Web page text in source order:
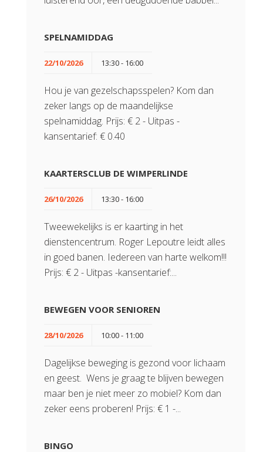
SPELNAMIDDAG
22/10/2026 13:30 - 16:00
Hou je van gezelschapsspelen? Kom dan
zeker langs op de maandelijkse
spelnamiddag. Prijs: € 2 - Uitpas -
kansentarief: € 0.40
KAARTERSCLUB DE WIMPERLINDE
26/10/2026 13:30 - 16:00
Tweewekelijks is er kaarting in het
dienstencentrum. Roger Lepoutre leidt alles
in goed banen. Iedereen van harte welkom!!!
Prijs: € 2 - Uitpas -kansentarief:...
BEWEGEN VOOR SENIOREN
28/10/2026 10:00 - 11:00
Dagelijkse beweging is gezond voor lichaam
en geest. Wens je graag te blijven bewegen
maar ben je niet meer zo mobiel? Kom dan
zeker eens proberen! Prijs: € 1 -...
BINGO